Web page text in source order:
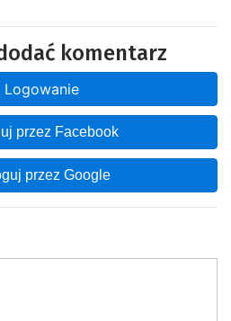
komentarz
przez Facebook
przez Google